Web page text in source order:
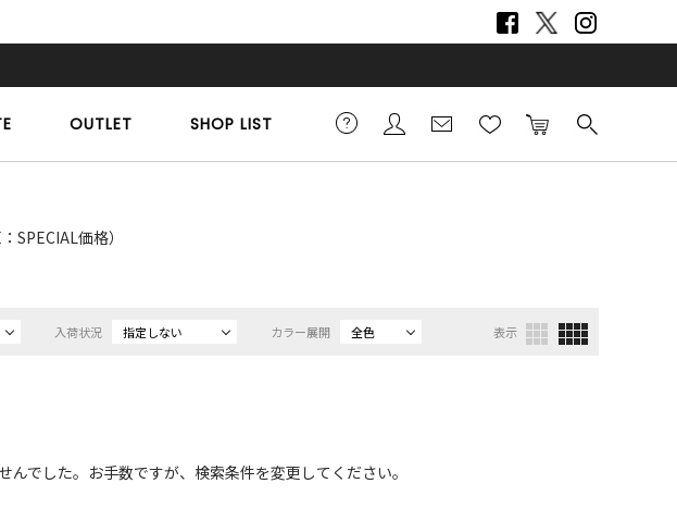
OUTLET SHOP LIST
SPECIAL価格）
入荷状況 指定しない カラー展開 全色 表示
でした。お手数ですが、検索条件を変更してください。